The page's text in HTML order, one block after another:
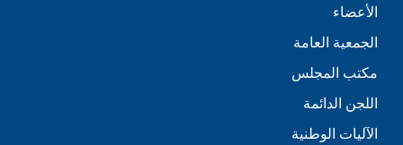
الأعضاء
الجمعية العامة
مكتب المجلس
اللجن الدائمة
الآليات الوطنية